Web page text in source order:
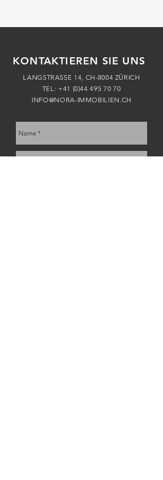
KONTAKTIEREN SIE UNS
LANGSTRASSE 14, CH-8004 ZÜRICH
TEL: +41 (0)44 495 70 70
INFO@NORA-IMMOBILIEN.CH